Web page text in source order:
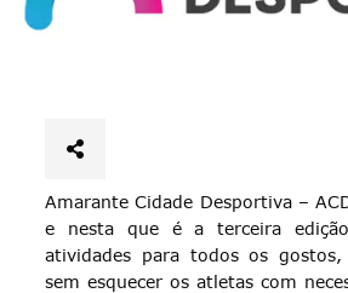
Amarante Cidade Desportiva –
e nesta que é a terceira
atividades para todos os
sem esquecer os atletas com